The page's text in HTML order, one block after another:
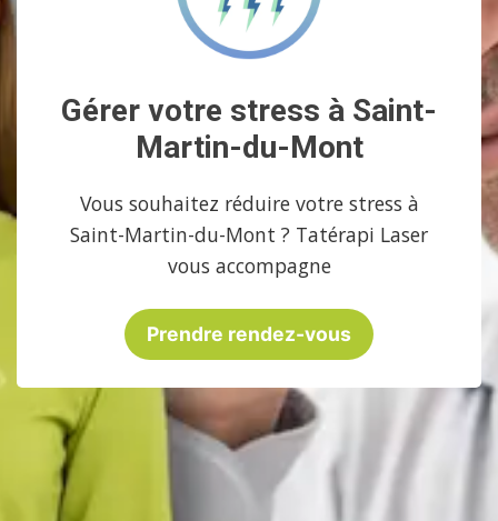
Gérer votre stress à Saint-
Martin-du-Mont
Vous souhaitez réduire votre stress à
Saint-Martin-du-Mont ? Tatérapi Laser
vous accompagne
Prendre rendez-vous